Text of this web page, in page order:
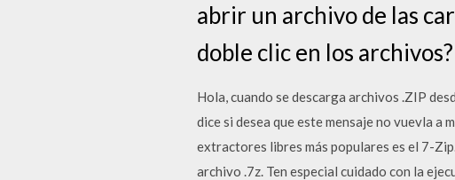
abrir un archivo de las
doble clic en los archivos?
Hola, cuando se descarga archivos .ZIP
dice si desea que este mensaje no vuevla
extractores libres más populares es el 7-
archivo .7z. Ten especial cuidado con la